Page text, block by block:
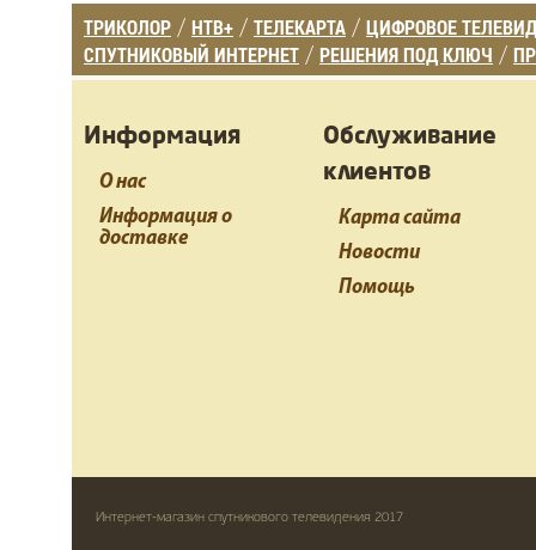
ТРИКОЛОР / НТВ+ / ТЕЛЕКАРТА / ЦИФРОВОЕ
СПУТНИКОВЫЙ ИНТЕРНЕТ / РЕШЕНИЯ ПОД КЛЮЧ /
Информация
О нас
Информация о
доставке
Обслуживание
клиентов
Карта сайта
Новости
Помощь
Интернет-магазин спутникового телевидения 2017